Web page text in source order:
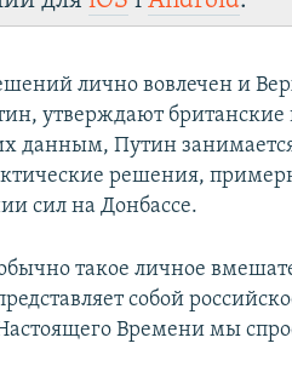
лично вовлечен и
утверждают британские
данным, Путин
решения,
сил на Донбассе.
такое личное
собой
Времени мы